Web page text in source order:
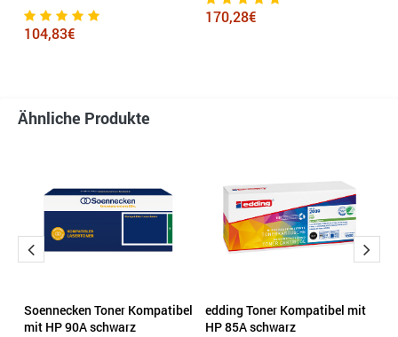
104,83€
170,28€
Ähnliche Produkte
Soennecken Toner Kompatibel
mit HP 90A schwarz
edding Toner Kompatibel mit
HP 85A schwarz